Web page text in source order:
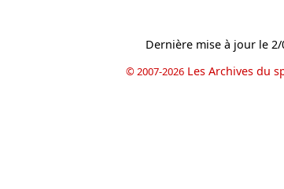
Dernière mise à jour le2/
© 2007-2026 Les Archives du